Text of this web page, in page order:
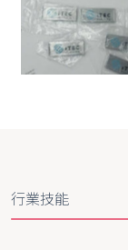
行業技能